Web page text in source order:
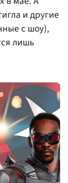
и другие
с шоу),
лишь